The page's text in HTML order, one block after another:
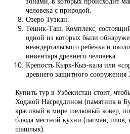
человека с природой.
Озеро Тузкан.
Тешик-Таш. Комплекс,
одной из которых были
неандертальского ребенка и
инвентаря древнего человека.
Крепость Кырк-Кыз-кала или
древнего защитного сооружения
Купить тур в Узбекистан стоит,
Ходжой Насреддином (памятник в
красивый в мире шелковый ковер,
блюда местной кухни (лагман, плов,
шашлык).